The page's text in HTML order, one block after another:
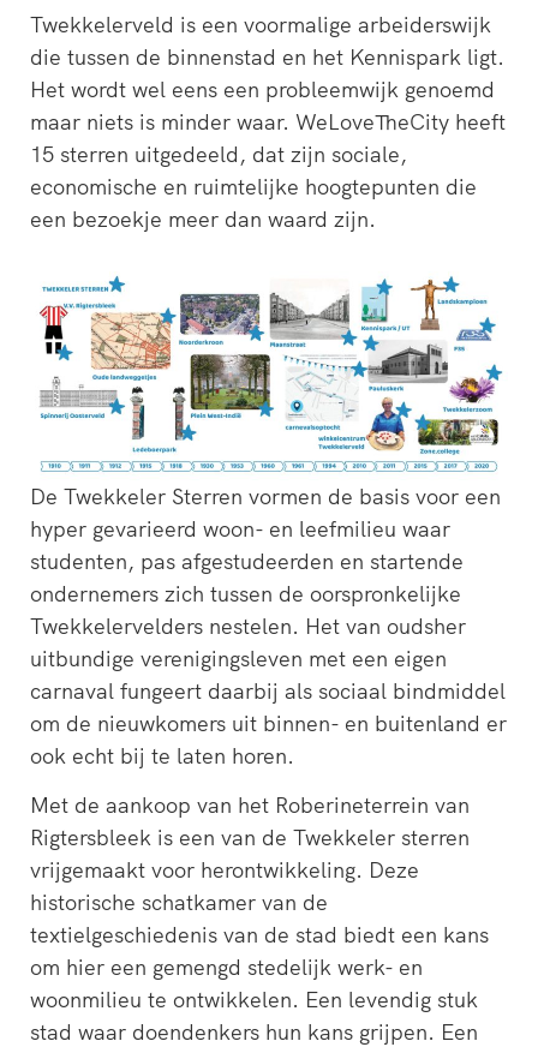
‘s-Hertogenbosch is een
waterstad. De Bossche
Stadsdelta is de plek waar de
Dommel, Aa, Binnendieze en
Zuid-Willemsvaart
samenvloeien in de…
wirwar
het
groene en
Twekkelerveld is een voormalige arbeiderswijk
die tussen de binnenstad en het Kennispark ligt.
Het wordt wel eens een probleemwijk genoemd
maar niets is minder waar. WeLoveTheCity heeft
15 sterren uitgedeeld, dat zijn sociale,
economische en ruimtelijke hoogtepunten die
een bezoekje meer dan waard zijn.
De Twekkeler Sterren vormen de basis voor een
hyper gevarieerd woon- en leefmilieu waar
studenten, pas afgestudeerden en startende
ondernemers zich tussen de oorspronkelijke
Twekkelervelders nestelen. Het van oudsher
uitbundige verenigingsleven met een eigen
carnaval fungeert daarbij als sociaal bindmiddel
om de nieuwkomers uit binnen- en buitenland er
ook echt bij te laten horen.
Met de aankoop van het Roberineterrein van
Rigtersbleek is een van de Twekkeler sterren
vrijgemaakt voor herontwikkeling. Deze
historische schatkamer van de
textielgeschiedenis van de stad biedt een kans
om hier een gemengd stedelijk werk- en
woonmilieu te ontwikkelen. Een levendig stuk
stad waar doendenkers hun kans grijpen. Een